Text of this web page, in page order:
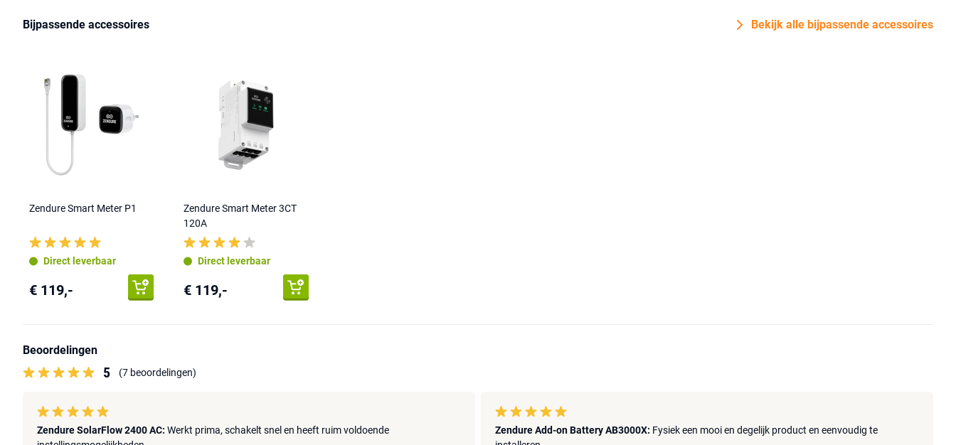
Bijpassende accessoires Bekijk alle bijpassende accessoires
Zendure Smart Meter P1
Direct leverbaar
€ 119,-
Zendure Smart Meter 3CT
120A
Direct leverbaar
€ 119,-
Beoordelingen
5 (7 beoordelingen)
Zendure SolarFlow 2400 AC: Werkt prima, schakelt snel en heeft ruim voldoende
Zendure Add-on Battery AB3000X: Fysiek een mooi en degelijk product en eenvoudig te